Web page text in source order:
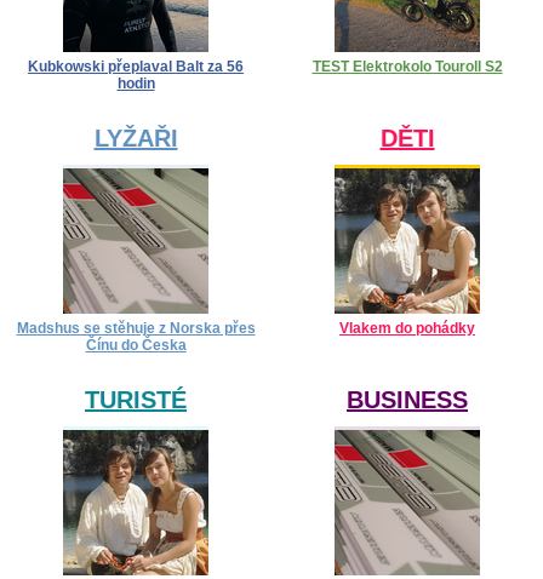
Kubkowski přeplaval Balt za 56
hodin
TEST Elektrokolo Touroll S2
LYŽAŘI
Madshus se stěhuje z Norska přes
Čínu do Česka
DĚTI
Vlakem do pohádky
TURISTÉ BUSINESS